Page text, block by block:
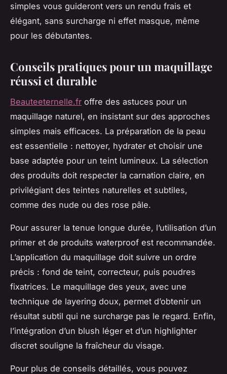
simples vous guideront vers un rendu frais et
élégant, sans surcharge ni effet masque, même
pour les débutantes.
Conseils pratiques pour un maquillage
réussi et durable
Beauteeternelle.fr offre des astuces pour un
maquillage naturel, en insistant sur des approches
simples mais efficaces. La préparation de la peau
est essentielle : nettoyer, hydrater et choisir une
base adaptée pour un teint lumineux. La sélection
des produits doit respecter la carnation claire, en
privilégiant des teintes naturelles et subtiles,
comme des nude ou des rose pâle.
Pour assurer la tenue longue durée, l’utilisation d’un
primer et de produits waterproof est recommandée.
L’application du maquillage doit suivre un ordre
précis : fond de teint, correcteur, puis poudres
fixatrices. Le maquillage des yeux, avec une
technique de layering doux, permet d’obtenir un
résultat subtil qui ne surcharge pas le regard. Enfin,
l’intégration d’un blush léger et d’un highlighter
discret souligne la fraîcheur du visage.
Pour plus de conseils détaillés, vous pouvez